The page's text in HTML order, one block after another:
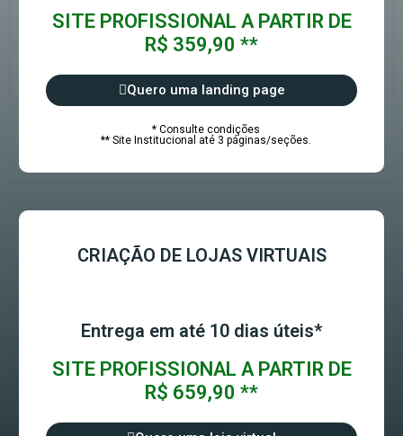
SITE PROFISSIONAL A PARTIR DE
R$ 359,90 **
Quero uma landing page
* Consulte condições
** Site Institucional até 3 páginas/seções.
CRIAÇÃO DE LOJAS VIRTUAIS
Entrega em até 10 dias úteis*
SITE PROFISSIONAL A PARTIR DE
R$ 659,90 **